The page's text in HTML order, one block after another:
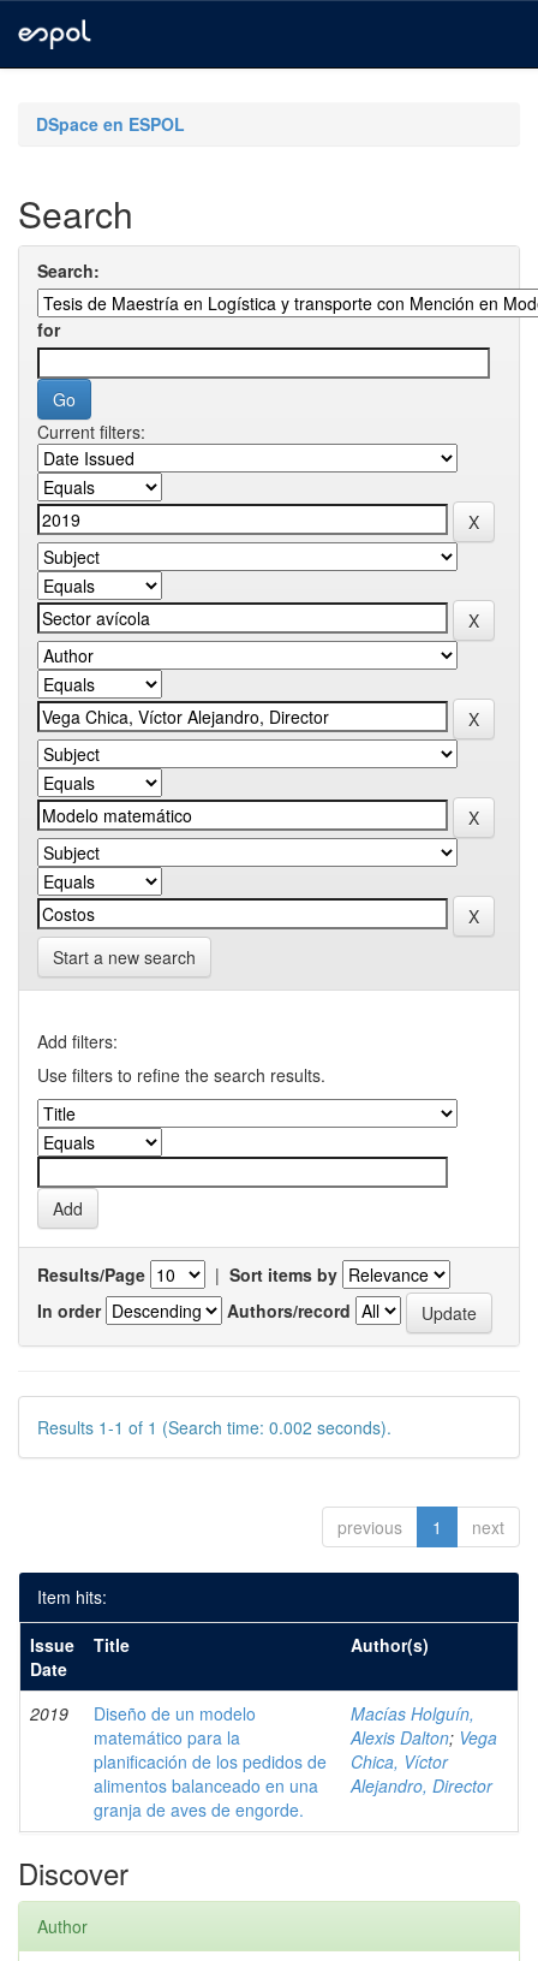
navigationDSpace en ESPOL
Search
Search:
for
Current filters:
Start a new search
Add filters:
Use filters to refine the search results.
Results/Page | Sort items by
In order
Authors/record
Results 1-1 of 1 (Search time: 0.002 seconds).
previous 1 next
Item hits:
Issue
Date
Title Author(s)
2019
Diseño de un modelo
matemático para la
planificación de los pedidos de
alimentos balanceado en una
granja de aves de engorde.
Macías Holguín,
Alexis Dalton; Vega
Chica, Víctor
Alejandro, Director
Discover
Author